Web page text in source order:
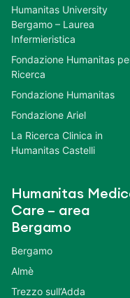
Humanitas University
Bergamo – Laurea
Infermieristica
Fondazione Humanitas
Ricerca
Fondazione Humanitas
Fondazione Ariel
La Ricerca Clinica in
Humanitas Castelli
Humanitas
Care – area
Bergamo
Bergamo
Almè
Trezzo sull’Adda